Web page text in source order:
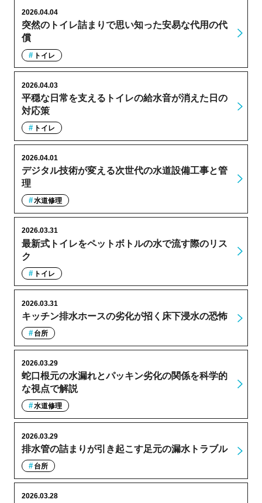
突然のトイレ詰まりで思い知った安易な代用の代
償
2026.04.04
トイレ
平穏な日常を支えるトイレの給水音が消えた日の
対応策
2026.04.03
トイレ
デジタル技術が変える次世代の水道設備工事と管
理
2026.04.01
水道修理
最新式トイレをペットボトルの水で流す際のリス
ク
2026.03.31
トイレ
キッチン排水ホースの劣化が招く床下浸水の恐怖
2026.03.31
台所
蛇口根元の水漏れとパッキン劣化の関係を科学的
な視点で解説
2026.03.29
水道修理
排水管の詰まりが引き起こす足元の漏水トラブル
2026.03.29
台所
2026.03.28